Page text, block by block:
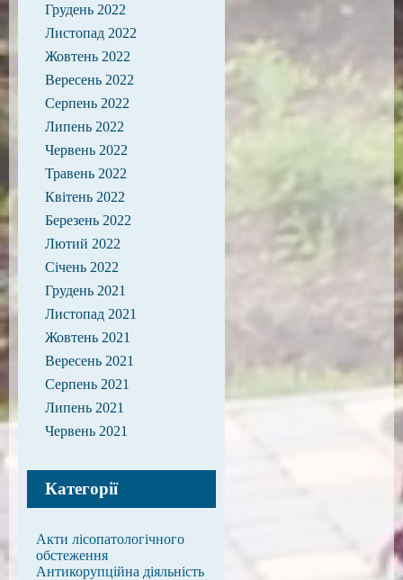
Грудень 2022
Листопад 2022
Жовтень 2022
Вересень 2022
Серпень 2022
Липень 2022
Червень 2022
Травень 2022
Квітень 2022
Березень 2022
Лютий 2022
Січень 2022
Грудень 2021
Листопад 2021
Жовтень 2021
Вересень 2021
Серпень 2021
Липень 2021
Червень 2021
Категорії
Акти лісопатологічного
обстеження
Антикорупційна діяльність